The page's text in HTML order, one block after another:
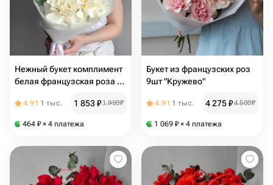
Нежный букет комплимент
белая французская роза и
4.91 1 тыс. 1 853₽1 950₽
464 ₽ × 4 платежа
Букет из французских роз
9шт "Кружево"
4.91 1 тыс. 4 275₽4 500₽
1 069 ₽ × 4 платежа